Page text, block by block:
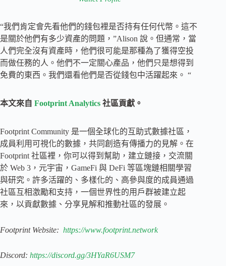
“我們肯定會先看他們的錢包裡是否持有任何代幣。這不
是關於他們有多少資產的問題，”Alison 說。但通常，當
人們完全沒有資產時，他們很可能是那種為了獲得空投
而做任務的人。他們不一定關心產品，他們只是想得到
免費的東西。我們還看他們是否從錢包中活躍起來。 “
本文來自 Footprint Analytics 社區貢獻。
Footprint Community 是一個全球化的互助式數據社區，
成員利用可視化的數據，共同創造有傳播力的見解。在
Footprint 社區裡，你可以得到幫助，建立鏈接，交流關
於 Web 3，元宇宙，GameFi 與 DeFi 等區塊鏈相關學習
與研究。許多活躍的、多樣化的、高參與度的成員通過
社區互相激勵和支持，一個世界性的用戶群被建立起
來，以貢獻數據、分享見解和推動社區的發展。
Footprint Website: https://www.footprint.network
Discord: https://discord.gg/3HYaR6USM7